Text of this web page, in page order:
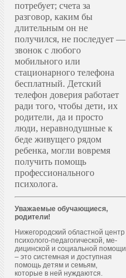
потребует; счета за
разговор, каким бы
длительным он не
получился, не последует —
звонок с любого
мобильного или
стационарного телефона
бесплатный. Детский
телефон доверия работает
ради того, чтобы дети, их
родители, да и просто
люди, неравнодушные к
беде живущего рядом
ребенка, могли вовремя
получить помощь
профессионального
психолога.
Уважаемые обучающиеся,
родители!
Нижегородский областной центр
пси­холо­го-пе­даго­гичес­кой, ме­
дицин­ской и со­ци­аль­ной по­мощи
– это системная и доступная
помощь детям и семьям,
которые в ней нуждаются.